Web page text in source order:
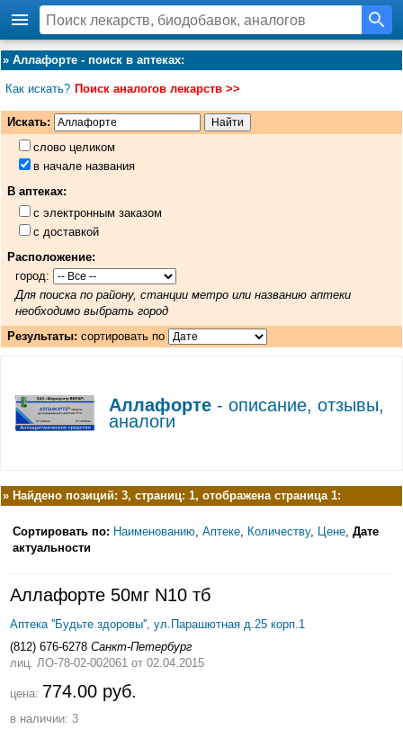
» Аллафорте - поиск в аптеках:
Как искать? Поиск аналогов лекарств >>
Искать:
слово целиком
в начале названия
В аптеках:
с электронным заказом
с доставкой
Расположение:
город:
Для поиска по району, станции метро или названию аптеки
необходимо выбрать город
Результаты: сортировать по
Аллафорте- описание, отзывы,
аналоги
» Найдено позиций: 3, страниц: 1, отображена страница 1:
Сортировать по: Наименованию Аптеке Количеству, Цене Дате
актуальности
Аллафорте 50мг N10 тб
Аптека ''Будьте здоровы'', ул.Парашютная д.25 корп.1
(812) 676-6278 Санкт-Петербург
лиц. ЛО-78-02-002061 от 02.04.2015
цена: 774.00 руб.
в наличии: 3